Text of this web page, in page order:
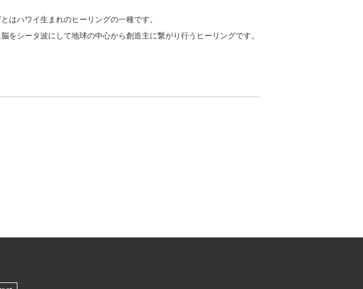
はハワイ生まれのヒーリングの一種です。
をシータ波にして地球の中心から創造主に繋がり行うヒーリングです。